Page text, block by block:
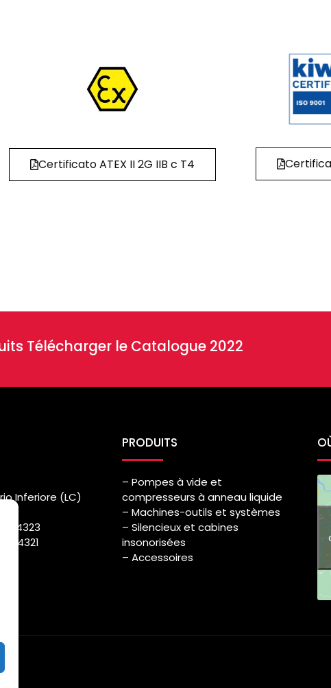
Certificato ATEX II 2G IIB c T4
Télécharger le Catalogue 2022
Inferiore (LC)
PRODUITS
– Pompes à vide et
compresseurs à anneau liquide
– Machines-outils et systèmes
– Silencieux et cabines
insonorisées
– Accessoires